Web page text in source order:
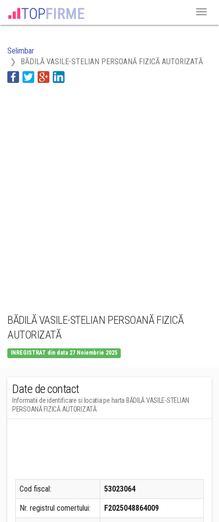
Selimbar
BĂDILĂ VASILE-STELIAN PERSOANĂ FIZICĂ AUTORIZATĂ
BĂDILĂ VASILE-STELIAN PERSOANĂ FIZICĂ
AUTORIZATĂ
INREGISTRAT din data 27 Noiembrie 2025
Date de contact
Informatii de identificare si locatia pe harta BĂDILĂ VASILE-STELIAN
PERSOANĂ FIZICĂ AUTORIZATĂ
Cod fiscal: 53023064
Nr. registrul comertului: F2025048864009